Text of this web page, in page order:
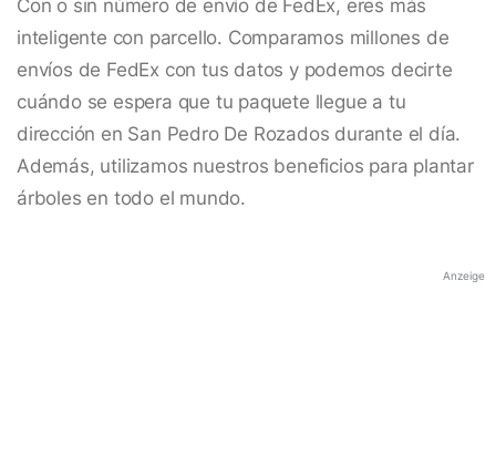
Con o sin número de envío de FedEx, eres más
inteligente con parcello. Comparamos millones de
envíos de FedEx con tus datos y podemos decirte
cuándo se espera que tu paquete llegue a tu
dirección en San Pedro De Rozados durante el día.
Además, utilizamos nuestros beneficios para plantar
árboles en todo el mundo.
Anzeige